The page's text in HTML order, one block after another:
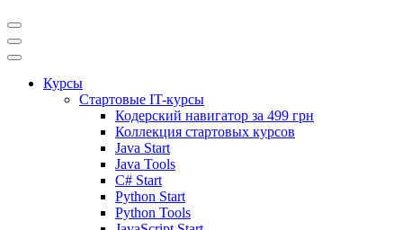
Курсы
Стартовые IT-курсы
Кодерский навигатор за 499 грн
Коллекция стартовых курсов
Java Start
Java Tools
C# Start
Python Start
Python Tools